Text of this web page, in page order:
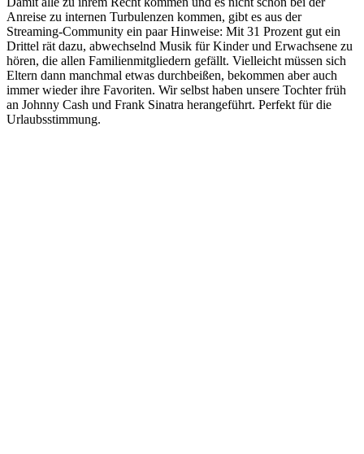
Anreise zu internen Turbulenzen kommen, gibt es aus der
Streaming-Community ein paar Hinweise: Mit 31 Prozent gut ein
Drittel rät dazu, abwechselnd Musik für Kinder und Erwachsene zu
hören, die allen Familienmitgliedern gefällt. Vielleicht müssen sich
Eltern dann manchmal etwas durchbeißen, bekommen aber auch
immer wieder ihre Favoriten. Wir selbst haben unsere Tochter früh
an Johnny Cash und Frank Sinatra herangeführt. Perfekt für die
Urlaubsstimmung.